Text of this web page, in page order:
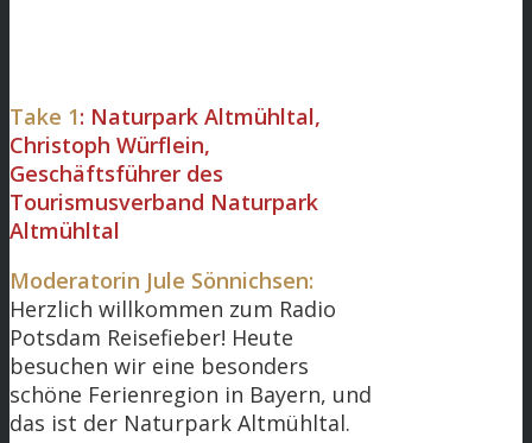
Take 1: Naturpark Altmühltal,
Christoph Würflein,
Geschäftsführer des
Tourismusverband Naturpark
Altmühltal
Moderatorin Jule Sönnichsen:
Herzlich willkommen zum Radio
Potsdam Reisefieber! Heute
besuchen wir eine besonders
schöne Ferienregion in Bayern, und
das ist der Naturpark Altmühltal.